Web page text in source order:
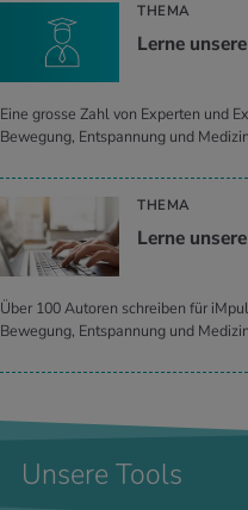
THEMA
Lerne
Eine grosse Zahl von Experten und
Bewegung, Entspannung und
THEMA
Lerne
Über 100 Autoren schreiben für
Bewegung, Entspannung und
Unsere Tools